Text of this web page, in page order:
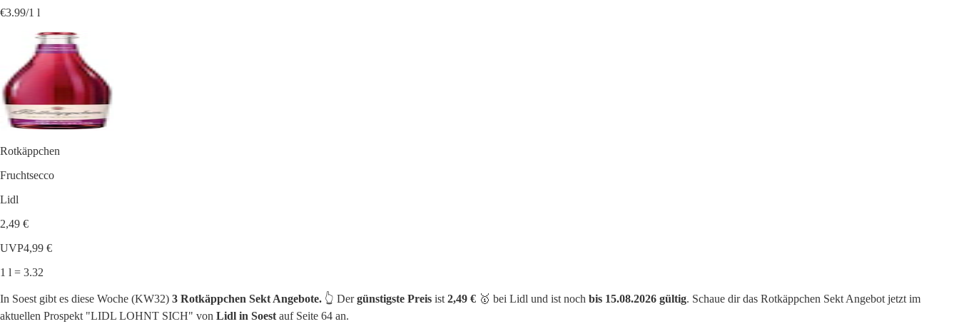
€3.99/1 l
Rotkäppchen
Fruchtsecco
Lidl
2,49 €
UVP4,99 €
1 l = 3.32
In Soest gibt es diese Woche (KW32) 3 Rotkäppchen Sekt Angebote. 👆 Dergünstigste Preis ist 2,49 € 🥇 bei Lidl und ist noch bis 15.08.2026 gültig. Schaue dir das Rotkäppchen Sekt Angebot jetzt im
aktuellen Prospekt "LIDL LOHNT SICH" von Lidl in Soest auf Seite 64 an.